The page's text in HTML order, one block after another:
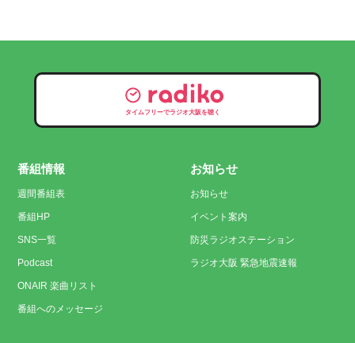
タイムフリーでラジオ大阪を聴く
番組情報
週間番組表
番組HP
SNS一覧
Podcast
ONAIR 楽曲リスト
番組へのメッセージ
お知らせ
お知らせ
イベント案内
防災ラジオステーション
ラジオ大阪 緊急地震速報